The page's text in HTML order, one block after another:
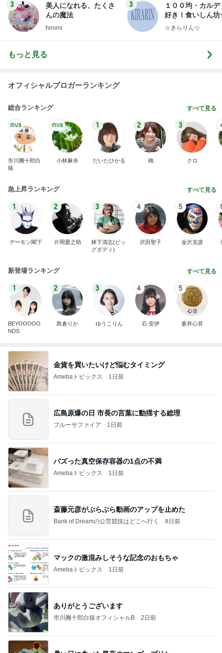
3
美人になれる、たくさ
んの魔法
hiromi
3
１００均・カルデ
好き！食いしん
らりん☆のブログ
☆きらりん☆
もっと見る
オフィシャルブロガーランキング
総合ランキング すべて見る
市川團十郎白
猿
小林麻央
1
だいたひかる
2
桃
3
クロ
急上昇ランキング すべて見る
1
デーモン閣下
2
片岡愛之助
3
林下清志(ビッ
グダディ)
4
沢田聖子
5
金沢克彦
新登場ランキング すべて見る
1
BEYOOOOO
NDS
2
島倉りか
3
ゆうこりん
4
石 安伊
5
蒼井心音
金貨を買いたいけど悩むタイミング
Amebaトピックス 1日前
広島原爆の日 市長の言葉に動揺する総理
ブルーサファイア 1日前
バズった真空保存容器の1点の不満
Amebaトピックス 1日前
斎藤元彦がぶらぶら動画のアップを止めた
Bank of Dreamの公営競技はどこへ行く 8日前
マックの激混みしそうな記念のおもちゃ
Amebaトピックス 1日前
ありがとうございます
市川團十郎白猿オフィシャルB 2日前